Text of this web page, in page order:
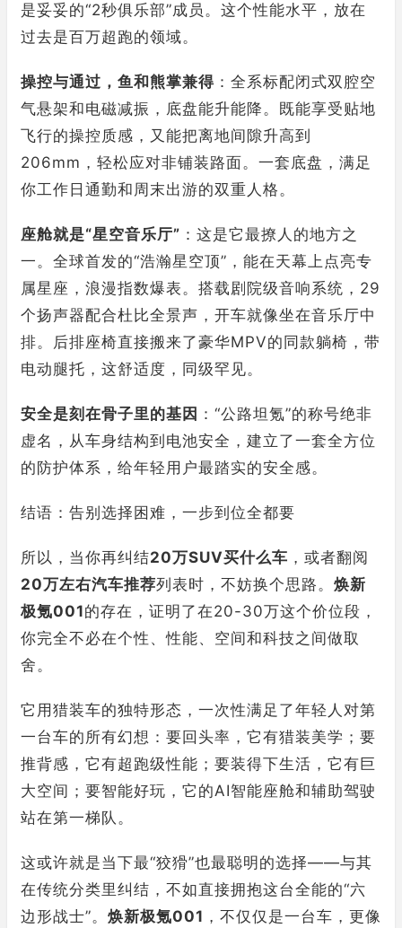
是妥妥的“2秒俱乐部”成员。这个性能水平，放在
过去是百万超跑的领域。
操控与通过，鱼和熊掌兼得 ：全系标配闭式双腔空
气悬架和电磁减振，底盘能升能降。既能享受贴地
飞行的操控质感，又能把离地间隙升高到
206mm，轻松应对非铺装路面。一套底盘，满足
你工作日通勤和周末出游的双重人格。
座舱就是“星空音乐厅” ：这是它最撩人的地方之
一。全球首发的“浩瀚星空顶”，能在天幕上点亮专
属星座，浪漫指数爆表。搭载剧院级音响系统，29
个扬声器配合杜比全景声，开车就像坐在音乐厅中
排。后排座椅直接搬来了豪华MPV的同款躺椅，带
电动腿托，这舒适度，同级罕见。
安全是刻在骨子里的基因 ：“公路坦氪”的称号绝非
虚名，从车身结构到电池安全，建立了一套全方位
的防护体系，给年轻用户最踏实的安全感。
结语：告别选择困难，一步到位全都要
所以，当你再纠结20万SUV买什么车 ，或者翻阅
20万左右汽车推荐列表时，不妨换个思路。 焕新
极氪001的存在，证明了在20-30万这个价位段，
你完全不必在个性、性能、空间和科技之间做取
舍。
它用猎装车的独特形态，一次性满足了年轻人对第
一台车的所有幻想：要回头率，它有猎装美学；要
推背感，它有超跑级性能；要装得下生活，它有巨
大空间；要智能好玩，它的AI智能座舱和辅助驾驶
站在第一梯队。
这或许就是当下最“狡猾”也最聪明的选择——与其
在传统分类里纠结，不如直接拥抱这台全能的“六
边形战士”。 焕新极氪001 ，不仅仅是一台车，更像